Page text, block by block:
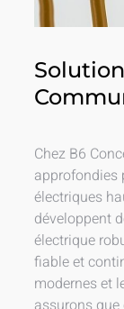
Chez B6
approfondies
électriques
développent
électrique
fiable et
modernes et